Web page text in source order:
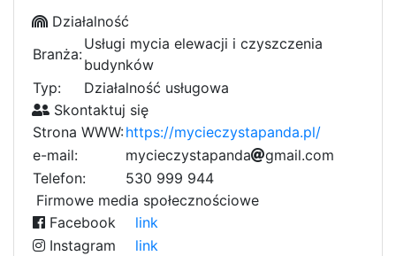
Działalność
Branża:
Usługi mycia elewacji i czyszczenia
budynków
Typ:
Działalność usługowa
Skontaktuj się
Strona WWW:https://mycieczystapanda.pl/
e-mail:
mycieczystapanda3 gmail.co2
m
Telefon:
530 999 944
Firmowe media społecznościowe
Facebook
link
Instagram
link